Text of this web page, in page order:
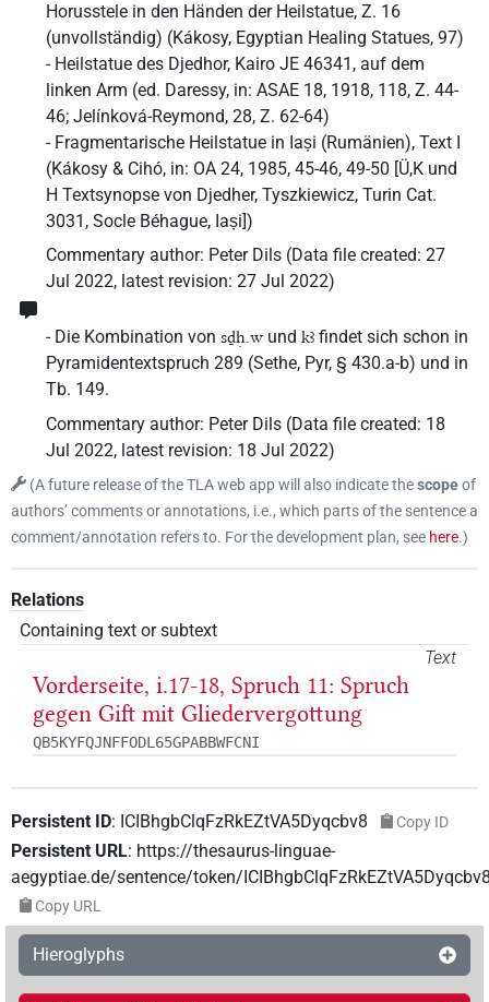
Horusstele in den Händen der Heilstatue, Z. 16
(unvollständig) (Kákosy, Egyptian Healing Statues, 97)
- Heilstatue des Djedhor, Kairo JE 46341, auf dem
linken Arm (ed. Daressy, in: ASAE 18, 1918, 118, Z. 44-
46; Jelínková-Reymond, 28, Z. 62-64)
- Fragmentarische Heilstatue in Iași (Rumänien), Text I
(Kákosy & Cihó, in: OA 24, 1985, 45-46, 49-50 [Ü,K und
H Textsynopse von Djedher, Tyszkiewicz, Turin Cat.
3031, Socle Béhague, Iași])
Commentary author: Peter Dils (Data file created: 27
Jul 2022, latest revision: 27 Jul 2022)
- Die Kombination von sḏḥ.w und kꜣ findet sich schon in
Pyramidentextspruch 289 (Sethe, Pyr, § 430.a-b) und in
Tb. 149.
Commentary author: Peter Dils (Data file created: 18
Jul 2022, latest revision: 18 Jul 2022)
(A future release of the TLA web app will also indicate thescopeof
authors’ comments or annotations, i.e., which parts of the sentence a
comment/annotation refers to. For the development plan, see here.)
Relations
Containing text or subtext
Text
Vorderseite, i.17-18, Spruch 11: Spruch
gegen Gift mit Gliedervergottung
QB5KYFQJNFFODL65GPABBWFCNI
Persistent ID: ICIBhgbClqFzRkEZtVA5Dyqcbv8 Copy ID
Persistent URL: https://thesaurus-linguae-
aegyptiae.de/sentence/token/
Copy URL
Hieroglyphs